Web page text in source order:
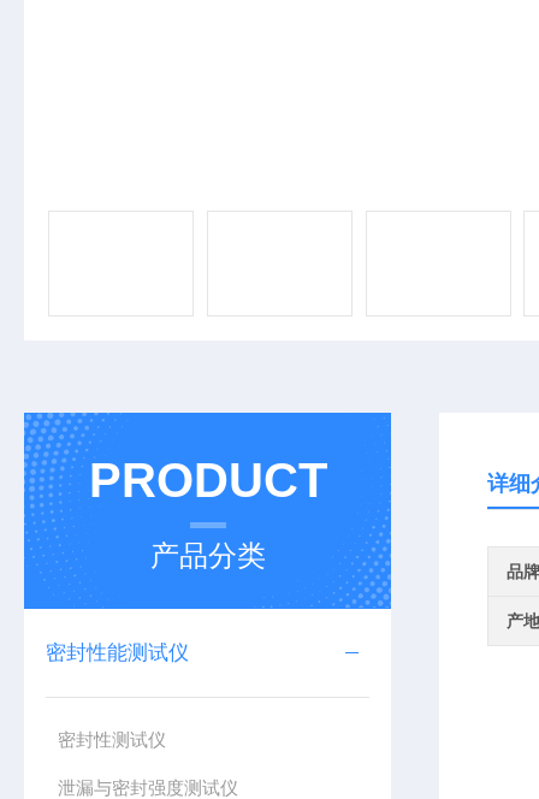
PRODUCT
产品分类
密封性能测试仪
密封性测试仪
泄漏与密封强度测试仪
详细
品牌
产